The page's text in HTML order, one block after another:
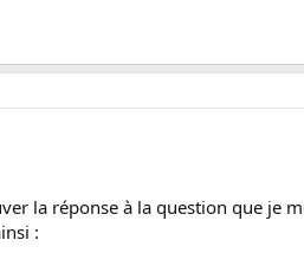
la réponse à la question que je
: